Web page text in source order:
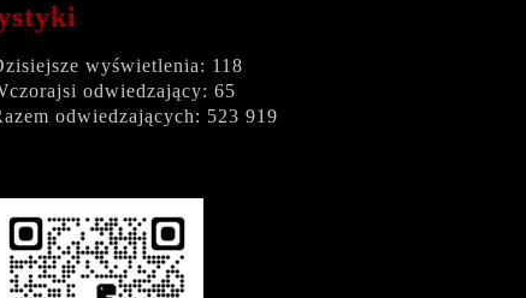
wyświetlenia: 118
odwiedzający: 65
odwiedzających: 523 919